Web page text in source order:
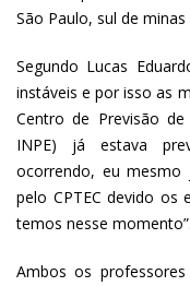
São Paulo, sul de minas
Segundo Lucas
instáveis e por isso as
Centro de Previsão de
INPE) já estava
ocorrendo, eu mesmo
pelo CPTEC devido os
temos nesse momento”.
Ambos os